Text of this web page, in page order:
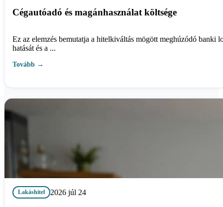
Cégautóadó és magánhasználat költsége
Ez az elemzés bemutatja a hitelkiváltás mögött meghúzódó banki
hatását és a ...
Tovább →
Lakáshitel 2026 júl 24